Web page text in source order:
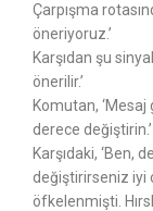
Çarpışma
öneriyoruz.’
Karşıdan şu
önerilir.’
Komutan, ‘Mesaj
derece değiştirin.’
Karşıdaki, ‘Ben,
değiştirirseniz iyi
öfkelenmişti.